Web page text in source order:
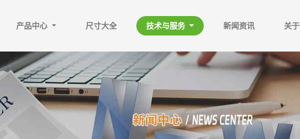
产品中心 尺寸大全 技术与服务 新闻资讯 关